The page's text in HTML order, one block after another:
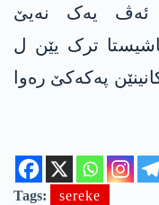
ئەڤ یەک نەیێ
ترک یێن ل
په‌كه‌كێ رەوا
Tags: sereke